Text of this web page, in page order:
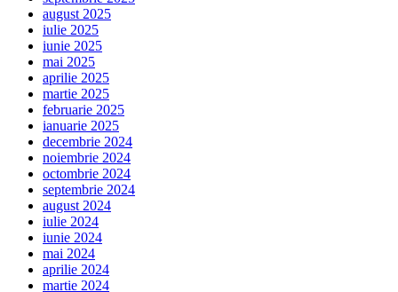
august 2025
iulie 2025
iunie 2025
mai 2025
aprilie 2025
martie 2025
februarie 2025
ianuarie 2025
decembrie 2024
noiembrie 2024
octombrie 2024
septembrie 2024
august 2024
iulie 2024
iunie 2024
mai 2024
aprilie 2024
martie 2024